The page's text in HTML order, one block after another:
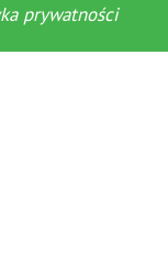
prywatności